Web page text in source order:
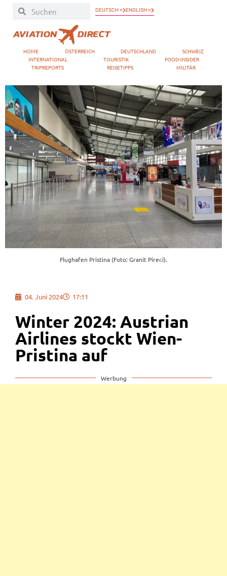
DEUTSCH » ENGLISH »
HOME ÖSTERREICH DEUTSCHLAND
SCHWEIZ
INTERNATIONAL
TOURISTIK
FOOD-INSIDER
TRIPREPORTS
REISETIPPS MILITÄR
Flughafen Pristina (Foto: Granit Pireci).
04. Juni 2024 17:11
Winter 2024: Austrian
Airlines stockt Wien-
Pristina auf
Werbung